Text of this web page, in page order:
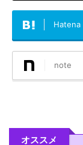
Hatena
note
オススメ